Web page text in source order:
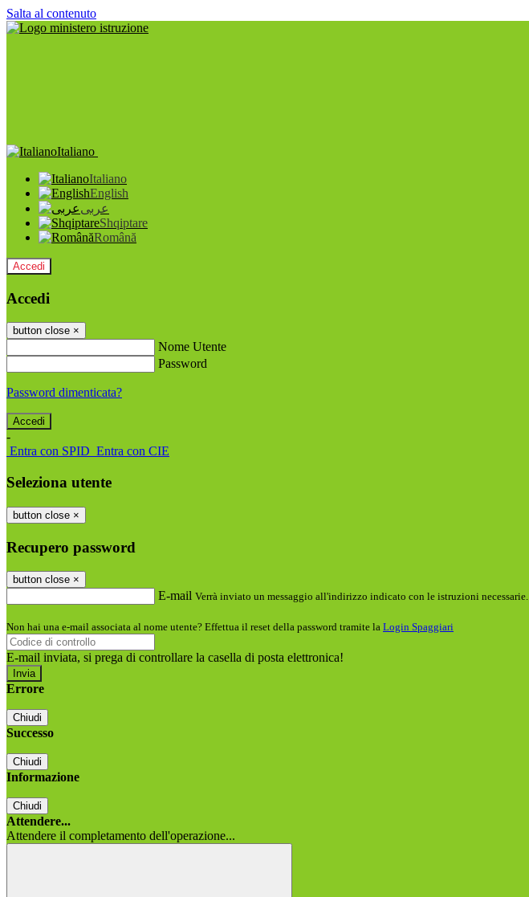
Salta al contenuto
Italiano
Italiano
English
عربى
Shqiptare
Română
Accedi
Accedi
button close ×
Nome Utente
Password
Password dimenticata?
-
Entra con SPID Entra con CIE
Seleziona utente
button close ×
Recupero password
button close ×
E-mail Verrà inviato un messaggio all'indirizzo indicato con le istruzioni necessarie.
Non hai una e-mail associata al nome utente? Effettua il reset della password tramite la Login Spaggiari
E-mail inviata, si prega di controllare la casella di posta elettronica!
Errore
Chiudi
Successo
Chiudi
Informazione
Chiudi
Attendere...
Attendere il completamento dell'operazione...